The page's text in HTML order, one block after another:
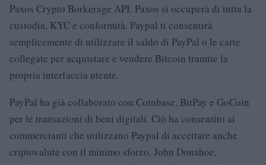
Paxos Crypto Borkerage API. Paxos si occuperà di tutta la
custodia, KYC e conformità. Paypal ti consentirà
semplicemente di utilizzare il saldo di PayPal o le carte
collegate per acquistare e vendere Bitcoin tramite la
propria interfaccia utente.
PayPal ha già collaborato con Coinbase, BitPay e GoCoin
per le transazioni di beni digitali. Ciò ha consentito ai
commercianti che utilizzano Paypal di accettare anche
criptovalute con il minimo sforzo. John Donahoe,